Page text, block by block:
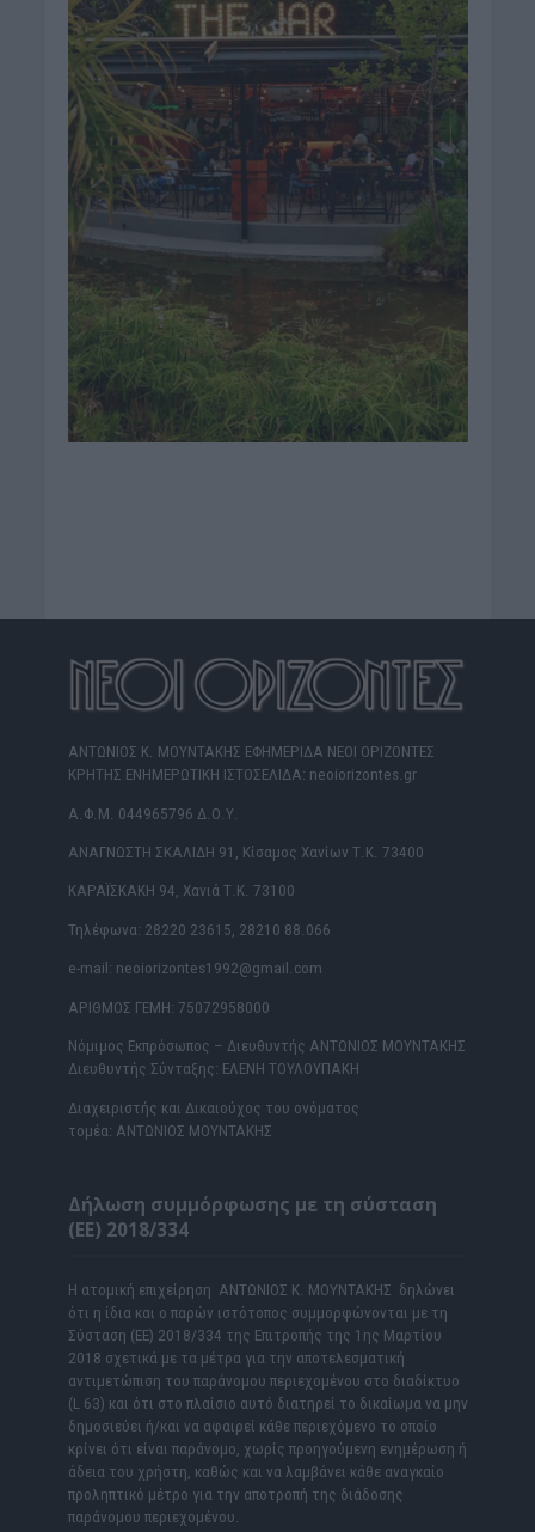
ΑΝΤΩΝΙΟΣ Κ. ΜΟΥΝΤΑΚΗΣ ΕΦΗΜΕΡΙΔΑ ΝΕΟΙ ΟΡΙΖΟΝΤΕΣ
ΚΡΗΤΗΣ ΕΝΗΜΕΡΩΤΙΚΗ ΙΣΤΟΣΕΛΙΔΑ: neoiorizontes.gr
Α.Φ.Μ. 044965796 Δ.Ο.Υ.
ΑΝΑΓΝΩΣΤΗ ΣΚΑΛΙΔΗ 91, Κίσαμος Χανίων Τ.Κ. 73400
ΚΑΡΑΪΣΚΑΚΗ 94, Χανιά Τ.Κ. 73100
Τηλέφωνα: 28220 23615, 28210 88.066
e-mail: neoiorizontes1992@gmail.com
ΑΡΙΘΜΟΣ ΓΕΜΗ: 75072958000
Νόμιμος Εκπρόσωπος – Διευθυντής ΑΝΤΩΝΙΟΣ ΜΟΥΝΤΑΚΗΣ
Διευθυντής Σύνταξης: ΕΛΕΝΗ ΤΟΥΛΟΥΠΑΚΗ
Διαχειριστής και Δικαιούχος του ονόματος
τομέα: ΑΝΤΩΝΙΟΣ ΜΟΥΝΤΑΚΗΣ
Δήλωση συμμόρφωσης με τη σύσταση
(ΕΕ) 2018/334
Η ατομική επιχείρηση ΑΝΤΩΝΙΟΣ Κ. ΜΟΥΝΤΑΚΗΣ δηλώνει
ότι η ίδια και ο παρών ιστότοπος συμμορφώνονται με τη
Σύσταση (ΕΕ) 2018/334 της Επιτροπής της 1ης Μαρτίου
2018 σχετικά με τα μέτρα για την αποτελεσματική
αντιμετώπιση του παράνομου περιεχομένου στο διαδίκτυο
(L 63) και ότι στο πλαίσιο αυτό διατηρεί το δικαίωμα να μην
δημοσιεύει ή/και να αφαιρεί κάθε περιεχόμενο το οποίο
κρίνει ότι είναι παράνομο, χωρίς προηγούμενη ενημέρωση ή
άδεια του χρήστη, καθώς και να λαμβάνει κάθε αναγκαίο
προληπτικό μέτρο για την αποτροπή της διάδοσης
παράνομου περιεχομένου.